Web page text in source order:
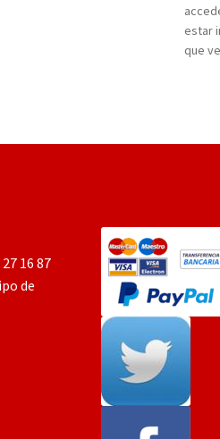
estar
que
16 87
de